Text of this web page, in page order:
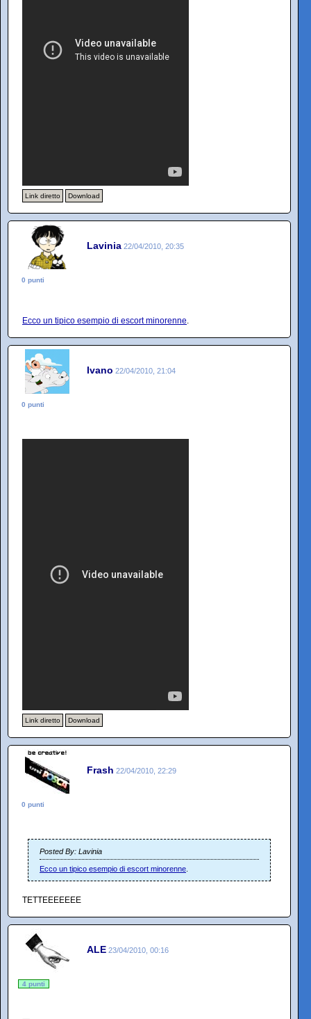
Link diretto Download
Lavinia 22/04/2010, 20:35
0 punti
Ecco un tipico esempio di escort minorenne.
Ivano 22/04/2010, 21:04
0 punti
Link diretto Download
Frash 22/04/2010, 22:29
0 punti
Posted By: Lavinia
Ecco un tipico esempio di escort minorenne
TETTEEEEEEE
ALE 23/04/2010, 00:16
4 punti